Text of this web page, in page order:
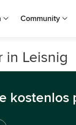
Community
in Leisnig
kostenlos